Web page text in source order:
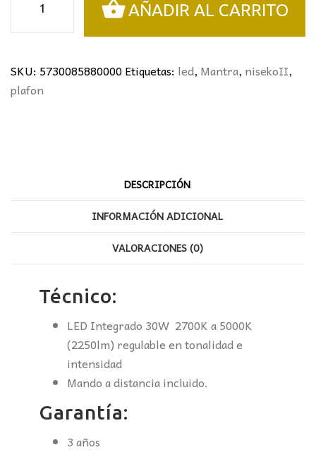
NISEKOII
38Ø
*MADERA
cantidad
AÑADIR AL CARRITO
SKU: 5730085880000Etiquetas: led, Mantra, nisekoII,
plafon
DESCRIPCIÓN
INFORMACIÓN ADICIONAL
VALORACIONES (0)
Técnico:
LED Integrado 30W 2700K a 5000K
(2250lm) regulable en tonalidad e
intensidad
Mando a distancia incluido.
Garantía:
3 años